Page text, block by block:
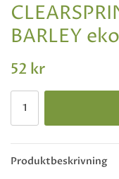
BARLEY eko
52 kr
Produktbeskrivning